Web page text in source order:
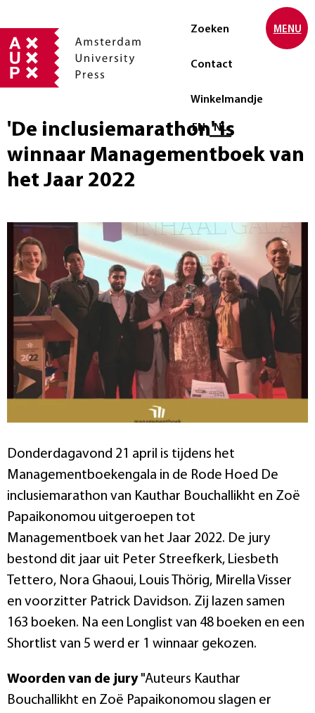
Zoeken
Contact
Winkelmandje
Selecteer taal
EN NL
MENU
'De inclusiemarathon' is
winnaar Managementboek van
het Jaar 2022
Donderdagavond 21 april is tijdens het
Managementboekengala in de Rode Hoed De
inclusiemarathon van Kauthar Bouchallikht en Zoë
Papaikonomou uitgeroepen tot
Managementboek van het Jaar 2022. De jury
bestond dit jaar uit Peter Streefkerk, Liesbeth
Tettero, Nora Ghaoui, Louis Thörig, Mirella Visser
en voorzitter Patrick Davidson. Zij lazen samen
163 boeken. Na een Longlist van 48 boeken en een
Shortlist van 5 werd er 1 winnaar gekozen.
Woorden van de jury"Auteurs Kauthar
Bouchallikht en Zoë Papaikonomou slagen er